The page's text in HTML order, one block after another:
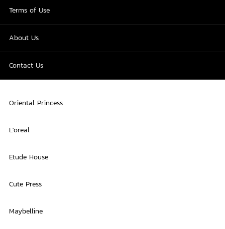
Terms of Use
About Us
Contact Us
Oriental Princess
L'oreal
Etude House
Cute Press
Maybelline